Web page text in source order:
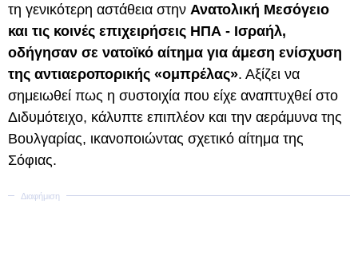
τη γενικότερη αστάθεια στην Ανατολική Μεσόγειο
και τις κοινές επιχειρήσεις ΗΠΑ - Ισραήλ,
οδήγησαν σε νατοϊκό αίτημα για άμεση ενίσχυση
της αντιαεροπορικής «ομπρέλας». Αξίζει να
σημειωθεί πως η συστοιχία που είχε αναπτυχθεί στο
Διδυμότειχο, κάλυπτε επιπλέον και την αεράμυνα της
Βουλγαρίας, ικανοποιώντας σχετικό αίτημα της
Σόφιας.